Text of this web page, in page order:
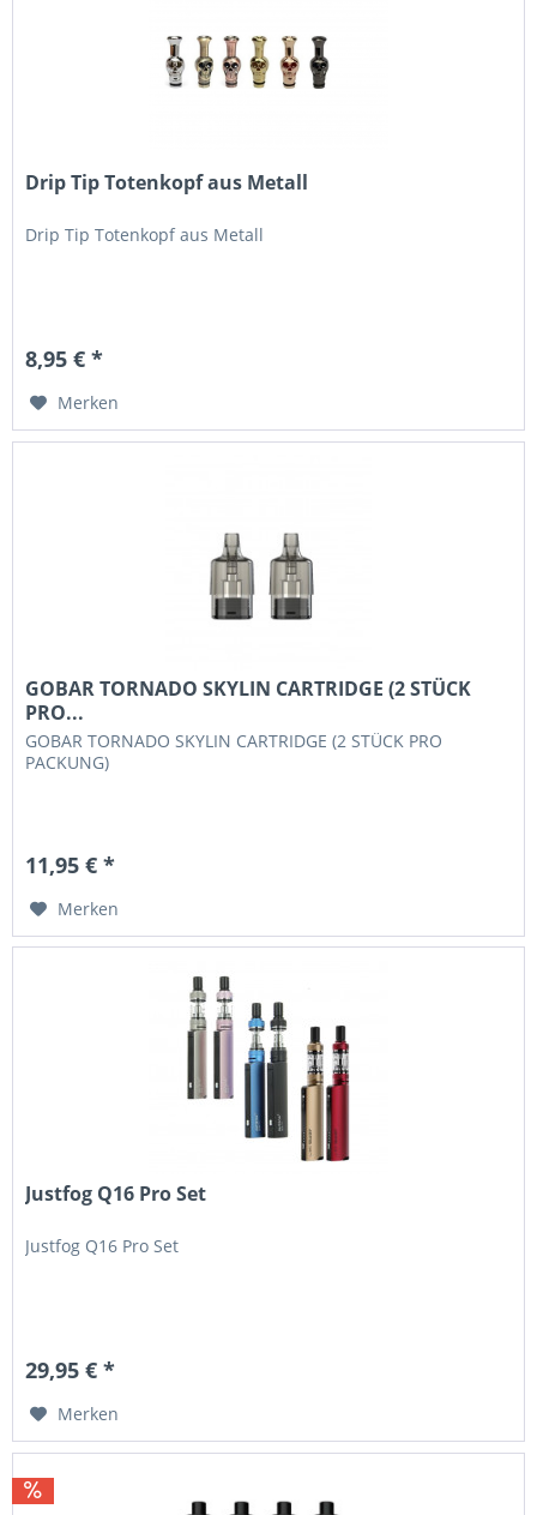
Drip Tip Totenkopf aus Metall
Drip Tip Totenkopf aus Metall
8,95 € *
Merken
GOBAR TORNADO SKYLIN CARTRIDGE (2 STÜCK
PRO...
GOBAR TORNADO SKYLIN CARTRIDGE (2 STÜCK PRO
PACKUNG)
11,95 € *
Merken
Justfog Q16 Pro Set
Justfog Q16 Pro Set
29,95 € *
Merken